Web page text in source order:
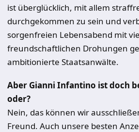
ist überglücklich, mit allem
durchgekommen zu sein und
sorgenfreien Lebensabend mit
freundschaftlichen Drohungen
ambitionierte Staatsanwälte.
Aber Gianni Infantino ist doch
oder?
Nein, das können wir
Freund. Auch unsere besten